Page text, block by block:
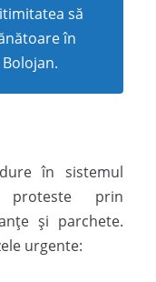
să
în
în sistemul
proteste prin
și parchete.
urgente: